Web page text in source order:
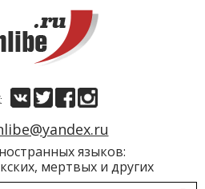
языков:
мертвых и других